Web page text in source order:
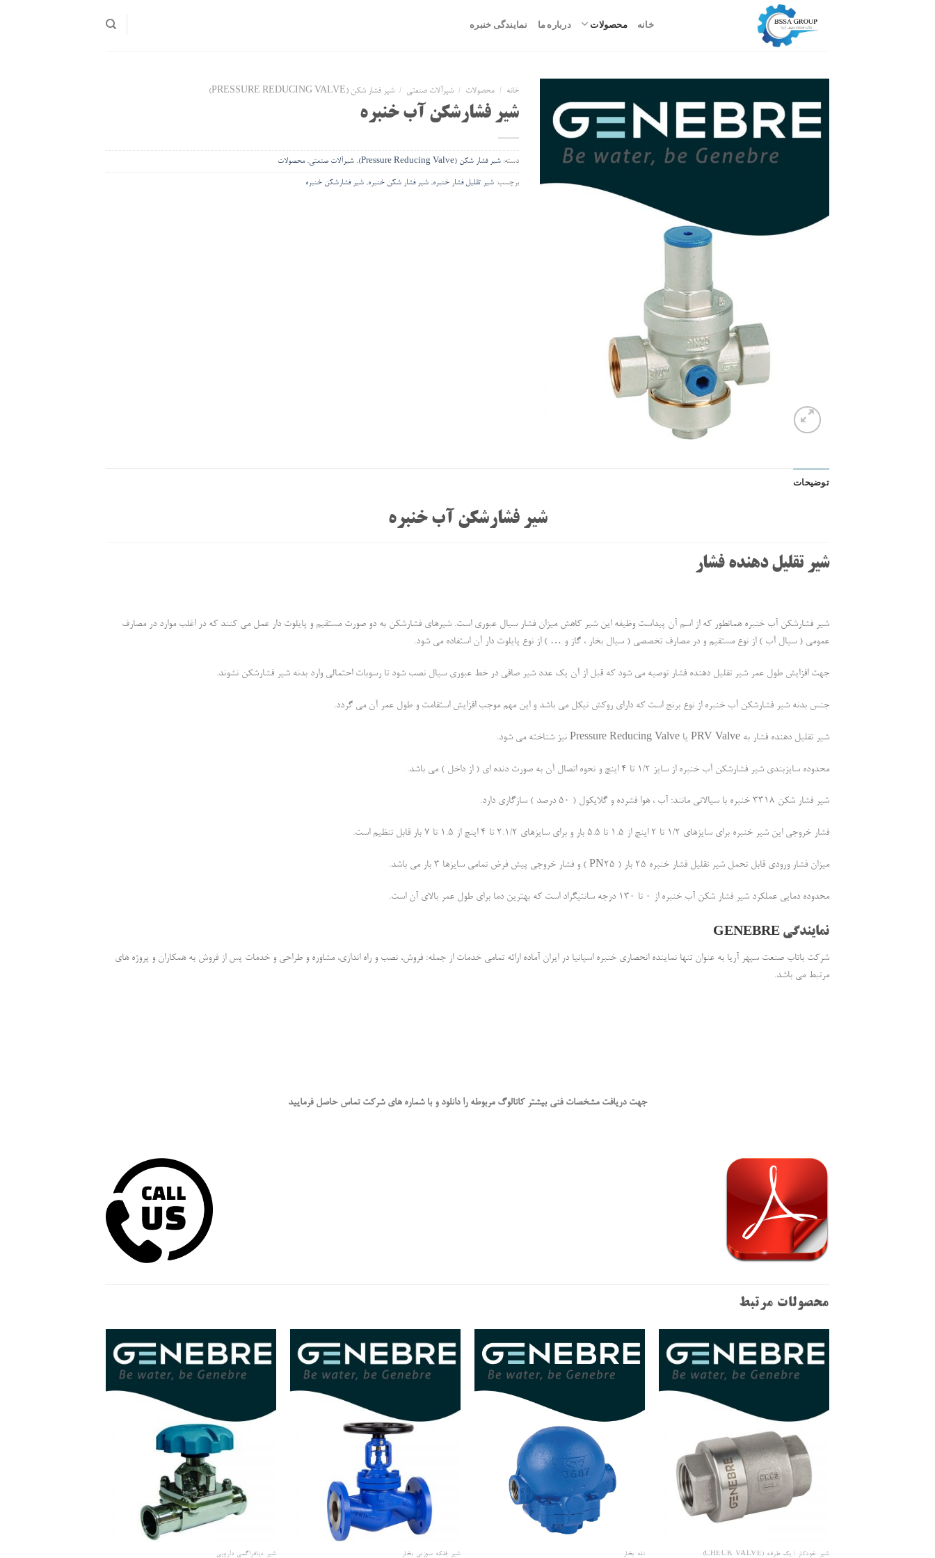
خانه محصولات درباره ما نمایندگی خنبره
افزودن
به
خانه / محصولات / شیرآلات صنعتی / شیر فشار شکن (PRESSURE REDUCING VALVE)
شیر فشارشکن آب خنبره
دسته: شیر فشار شکن (Pressure Reducing Valve) , شیرآلات صنعتی,محصولات
برچسب: شیر تقلیل فشار خنبره, شیر فشار شکن خنبره, شیر فشارشکن خنبره
توضیحات
شیر فشارشکن آب خنبره
شیر تقلیل دهنده فشار
شیر فشارشکن آب خنبره همانطور که از اسم آن پیداست وظیفه این شیر کاهش میزان فشار سیال عبوری است. شیرهای فشارشکن به دو صورت مستقیم و پایلوت دار عمل می کنند که در اغلب موارد در مصارف
عمومی ( سیال آب ) از نوع مستقیم و در مصارف تخصصی ( سیال بخار ، گاز و … ) از نوع پایلوت دار آن استفاده می شود.
جهت افزایش طول عمر شیر تقلیل دهنده فشار توصیه می شود که قبل از آن یک عدد شیر صافی در خط عبوری سیال نصب شود تا رسوبات احتمالی وارد بدنه شیر فشارشکن نشوند.
جنس بدنه شیر فشارشکن آب خنبره از نوع برنج است که دارای روکش نیکل می باشد و این مهم موجب افزایش استقامت و طول عمر آن می گردد.
شیر تقلیل دهنده فشار به PRV Valve یا Pressure Reducing Valve نیز شناخته می شود.
محدوده سایزبندی شیر فشارشکن آب خنبره از سایز 1/2 تا 4 اینچ و نحوه اتصال آن به صورت دنده ای ( از داخل ) می باشد.
شیر فشار شکن 3318 خنبره با سیالاتی مانند: آب ، هوا فشرده و گلایکول ( 50 درصد ) سازگاری دارد.
فشار خروجی این شیر خنبره برای سایزهای 1/2 تا 2 اینچ از 1.5 تا 5.5 بار و برای سایزهای 2.1/2 تا 4 اینچ از 1.5 تا 7 بار قابل تنظیم است.
میزان فشار ورودی قابل تحمل شیر تقلیل فشار خنبره 25 بار ( PN25 ) و فشار خروجی پیش فرض تمامی سایزها 3 بار می باشد.
محدوده دمایی عملکرد شیر فشار شکن آب خنبره از 0 تا 130 درجه سانتیگراد است که بهترین دما برای طول عمر بالای آن است.
نمایندگی GENEBRE
شرکت باتاب صنعت سپهر آریا به عنوان تنها نماینده انحصاری خنبره اسپانیا در ایران آماده ارائه تمامی خدمات از جمله: فروش، نصب و راه اندازی، مشاوره و طراحی و خدمات پس از فروش به همکاران و پروژه های
مرتبط می باشد.
جهت دریافت مشخصات فنی بیشتر کاتالوگ مربوطه را دانلود و با شماره های شرکت تماس حاصل فرمایید
محصولات مرتبط
افزودن
شیر خودکار / یک طرفه (CHECK VALVE)
افزودن
تله بخار
افزودن
شیر فلکه سوزنی بخار
افزودن
شیر دیافراگمی دارویی